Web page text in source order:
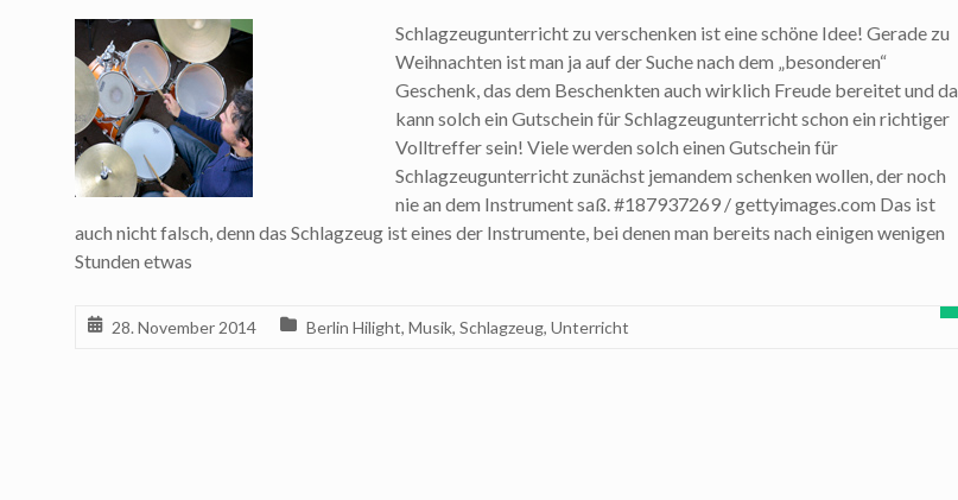
Schlagzeugunterricht zu verschenken ist eine schöne Idee! Gerade zu
Weihnachten ist man ja auf der Suche nach dem „besonderen“
Geschenk, das dem Beschenkten auch wirklich Freude bereitet und da
kann solch ein Gutschein für Schlagzeugunterricht schon ein richtiger
Volltreffer sein! Viele werden solch einen Gutschein für
Schlagzeugunterricht zunächst jemandem schenken wollen, der noch
nie an dem Instrument saß. #187937269 / gettyimages.com Das ist
auch nicht falsch, denn das Schlagzeug ist eines der Instrumente, bei denen man bereits nach einigen wenigen
Stunden etwas
28. November 2014 Berlin Hilight, Musik, Schlagzeug, Unterricht